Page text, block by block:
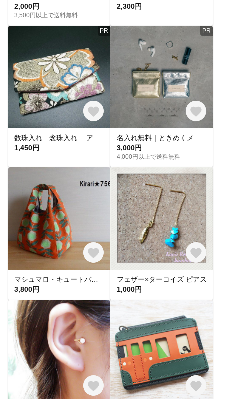
2,000円
3,500円以上で送料無料
2,300円
PR
1,450円
PR
3,000円
4,000円以上で送料無料
マシュマロ・キュートバッグ （オレンジ X 花柄）F
3,800円
フェザー×ターコイズ ピアス
1,000円